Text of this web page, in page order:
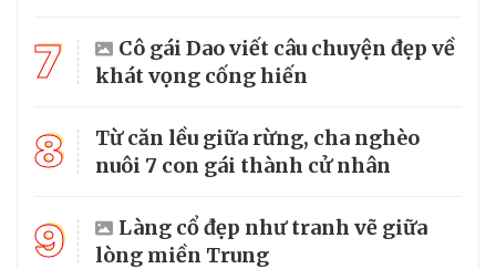
7
Cô gái Dao viết câu chuyện đẹp về
khát vọng cống hiến
8
Từ căn lều giữa rừng, cha nghèo
nuôi 7 con gái thành cử nhân
9
Làng cổ đẹp như tranh vẽ giữa
lòng miền Trung